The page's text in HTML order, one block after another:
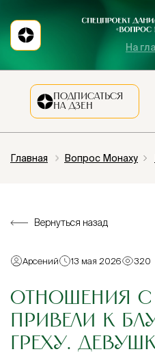
На
ПОДПИСАТЬСЯ
НА ДЗЕН
Главная Вопрос Монаху
Вернуться назад
Арсений 13 мая 2026 320
ОТНОШЕНИЯ
ПРИВЕЛИ К
ГРЕХУ.